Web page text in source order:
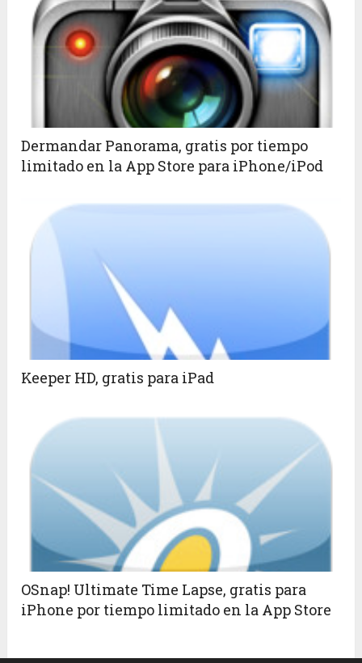
Dermandar Panorama, gratis por tiempo
limitado en la App Store para iPhone/iPod
Keeper HD, gratis para iPad
OSnap! Ultimate Time Lapse, gratis para
iPhone por tiempo limitado en la App Store